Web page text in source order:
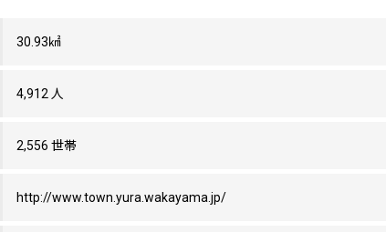
30.93㎢
4,912 人
2,556 世帯
http://www.town.yura.wakayama.jp/